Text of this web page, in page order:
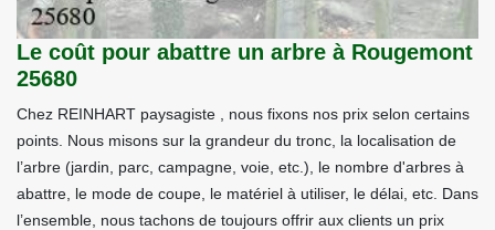
Le coût pour abattre un arbre à Rougemont
25680
Chez REINHART paysagiste , nous fixons nos prix selon certains
points. Nous misons sur la grandeur du tronc, la localisation de
l’arbre (jardin, parc, campagne, voie, etc.), le nombre d'arbres à
abattre, le mode de coupe, le matériel à utiliser, le délai, etc. Dans
l’ensemble, nous tachons de toujours offrir aux clients un prix